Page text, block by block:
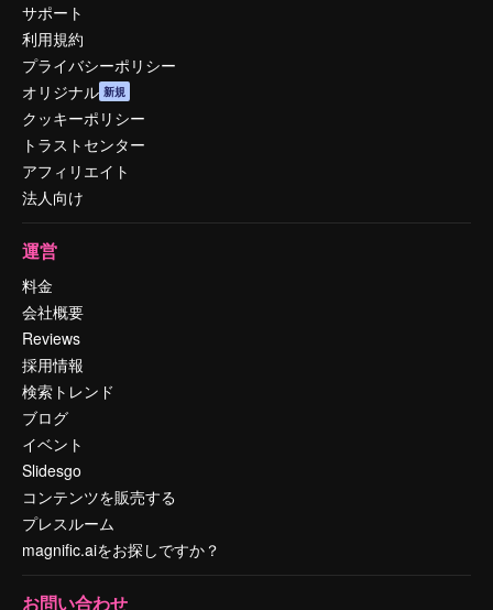
サポート
利用規約
プライバシーポリシー
オリジナル 新規
クッキーポリシー
トラストセンター
アフィリエイト
法人向け
運営
料金
会社概要
Reviews
採用情報
検索トレンド
ブログ
イベント
Slidesgo
コンテンツを販売する
プレスルーム
magnific.aiをお探しですか？
お問い合わせ